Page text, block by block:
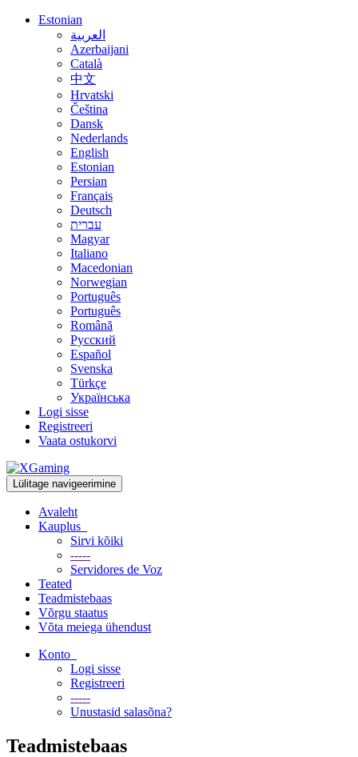
Estonian
العربية
Azerbaijani
Català
中文
Hrvatski
Čeština
Dansk
Nederlands
English
Estonian
Persian
Français
Deutsch
עברית
Magyar
Italiano
Macedonian
Norwegian
Português
Português
Română
Русский
Español
Svenska
Türkçe
Українська
Logi sisse
Registreeri
Vaata ostukorvi
Lülitage navigeerimine
Avaleht
Kauplus
Sirvi kõiki
-----
Servidores de Voz
Teated
Teadmistebaas
Võrgu staatus
Võta meiega ühendust
Konto
Logi sisse
Registreeri
-----
Unustasid salasõna?
Teadmistebaas